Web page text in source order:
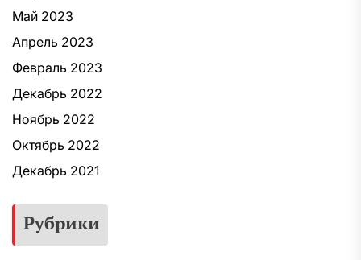
Май 2023
Апрель 2023
Февраль 2023
Декабрь 2022
Ноябрь 2022
Октябрь 2022
Декабрь 2021
Рубрики